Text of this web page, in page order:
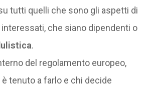
tutti quelli che sono gli aspetti di
che siano dipendenti o
.
del regolamento europeo,
tenuto a farlo e chi decide